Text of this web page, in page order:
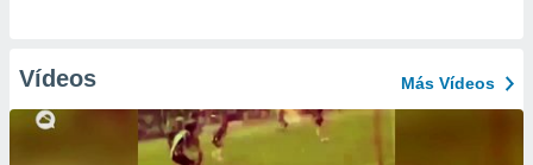
Vídeos Más Vídeos